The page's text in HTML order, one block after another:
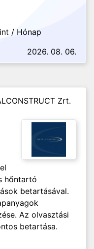
/ Hónap
2026. 08. 06.
Zrt.
hőntartó
betartásával.
Az olvasztási
betartása.